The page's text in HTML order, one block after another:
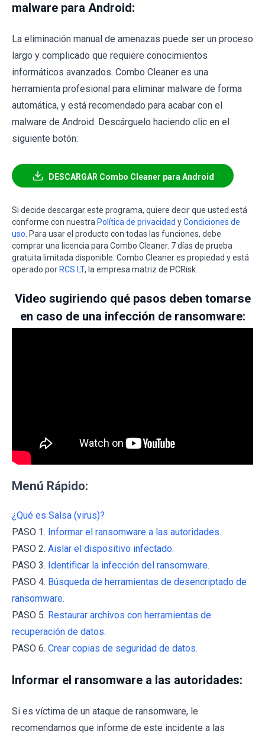
malware para Android:
La eliminación manual de amenazas puede ser un proceso
largo y complicado que requiere conocimientos
informáticos avanzados. Combo Cleaner es una
herramienta profesional para eliminar malware de forma
automática, y está recomendado para acabar con el
malware de Android. Descárguelo haciendo clic en el
siguiente botón:
DESCARGAR Combo Cleaner para Android
Si decide descargar este programa, quiere decir que usted está
conforme con nuestra Política de privacidad yCondiciones de
uso . Para usar el producto con todas las funciones, debe
comprar una licencia para Combo Cleaner. 7 días de prueba
gratuita limitada disponible. Combo Cleaner es propiedad y está
operado por RCS LT, la empresa matriz de PCRisk.
Video sugiriendo qué pasos deben tomarse
en caso de una infección de ransomware:
Menú Rápido:
¿Qué es Salsa (virus)?
PASO 1. Informar el ransomware a las autoridades.
PASO 2. Aislar el dispositivo infectado.
PASO 3. Identificar la infección del ransomware.
PASO 4. Búsqueda de herramientas de desencriptado de
ransomware.
PASO 5. Restaurar archivos con herramientas de
recuperación de datos.
PASO 6. Crear copias de seguridad de datos.
Informar el ransomware a las autoridades:
Si es víctima de un ataque de ransomware, le
recomendamos que informe de este incidente a las